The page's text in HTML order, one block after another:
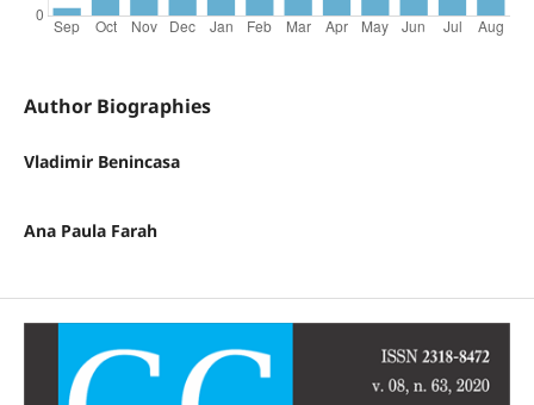
Author Biographies
Vladimir Benincasa
Ana Paula Farah